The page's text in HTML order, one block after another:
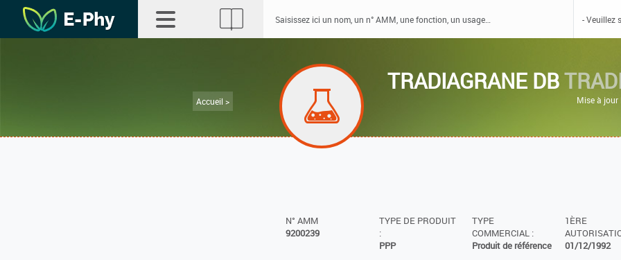
Accueil >
TRADIAGRANE DB
Mise à
N° AMM
9200239
TYPE DE PRODUIT
:
PPP
TYPE
COMMERCIAL :
Produit de référence
1ÈRE
01/12/1992